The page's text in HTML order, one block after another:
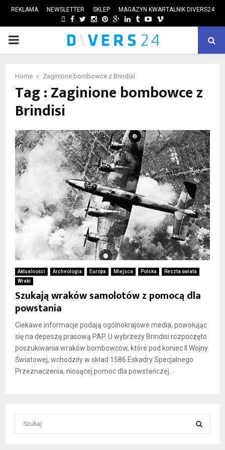
REKLAMA NEWSLETTER SKLEP MAGAZYN KWARTALNIK DIVERS24
FACEBOOK
TWITTER
INSTAGRAM
PINTEREST
GOOGLE
LINKEDIN
TUMBLRYOUTUBE
VIMEO
PRIMARY
Home Zaginione bombowce z Brindisi
Tag : Zaginione bombowce z
Brindisi
Aktualności Archeologia Europa Miejsca Polska
Reszta świata
Wraki
Szukają wraków samolotów z pomocą dla
powstania
Ciekawe informacje podają ogólnokrajowe media, powołując
się na depeszę prasową PAP. U wybrzeży Brindisi rozpoczęto
poszukiwania wraków bombowców, które pod koniec II Wojny
Światowej, wchodziły w skład 1586 Eskadry Specjalnego
Przeznaczenia, niosącej pomoc dla powstańczej...